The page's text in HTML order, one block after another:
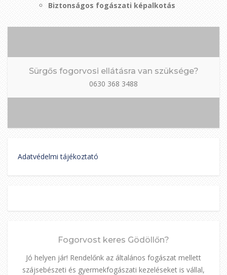
Biztonságos fogászati képalkotás
Sürgős fogorvosi ellátásra van szüksége?
0630 368 3488
Adatvédelmi tájékoztató
Fogorvost keres Gödöllőn?
Jó helyen jár! Rendelőnk az általános fogászat mellett
szájsebészeti és gyermekfogászati kezeléseket is vállal,